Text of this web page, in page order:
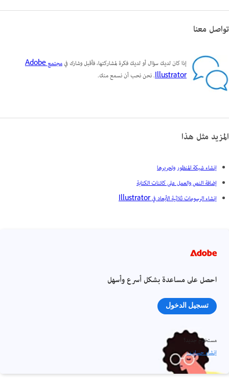
تواصل معنا
إذا كان لديك سؤال أو لديك فكرة لمشاركتها، فأقبل وشارك في
مجتمع Adobe
Illustrator. نحن نحب أن نسمع منك.
المزيد مثل هذا
إنشاء شبكة المنظور وتحريرها
إضافة النص والعمل على كائنات الكتابة
إنشاء الرسومات ثلاثية الأبعاد في Illustrator
احصل على مساعدة بشكل أسرع وأسهل
تسجيل الدخول
مستخدم جديد؟
إنشاء حساب ›